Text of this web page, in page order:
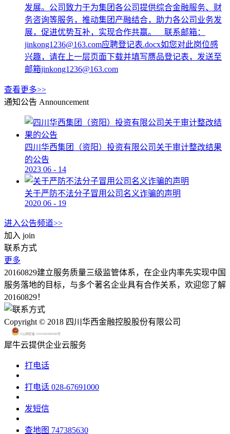
发展。公司致力于为集团各公司提供综合金融服务、财
务咨询等服务，推动集团产融结合，助力各公司业务发
展，促进优势互补，实现合作共赢。 联系邮箱：
jinkong1236@163.com应聘登记表.docx如您对此岗位感
兴趣，请在上一层页面下载并填写赝品登记表，发送至
邮箱jinkong1236@163.com
查看更多>>
通知公告 Announcement
四川华西集团（资阳）投资有限公司关于审计整改结果
的公告
2023 06 - 14
关于严防不法分子冒用公司名义诈骗的声明
2020 06 - 19
进入公告频道>>
加入 join
联系方式
更多
20160829建立服务质量三级监管体系，在企业内率先实现中国
服务落地的目标，与多个著名企业具有合作关系，欢迎您了解
20160829！
Copyright © 2018 四川华西金融控股股份有限公司
川公网安备 51015602000580号
犀牛云提供企业云服务
打电话
打电话 028-67691000
发短信
查地图 747385630